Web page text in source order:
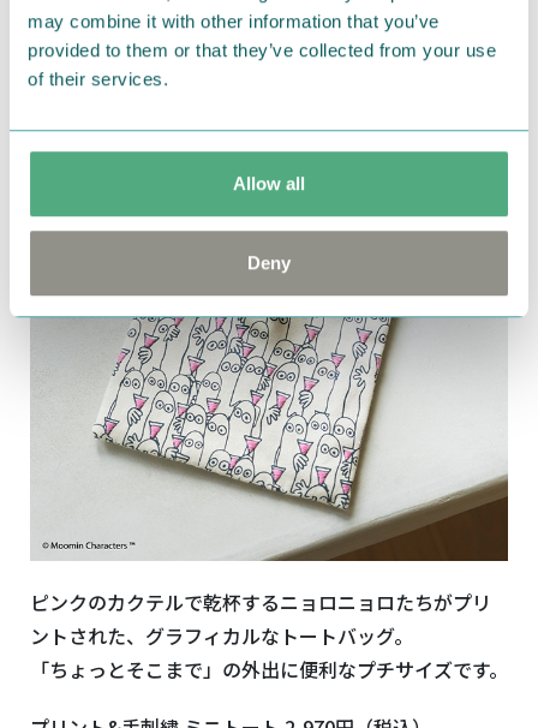
may combine it with other information that you’ve
provided to them or that they’ve collected from your use
of their services.
Allow all
Deny
ピンクのカクテルで乾杯するニョロニョロたちがプリ
ントされた、グラフィカルなトートバッグ。
「ちょっとそこまで」の外出に便利なプチサイズです。